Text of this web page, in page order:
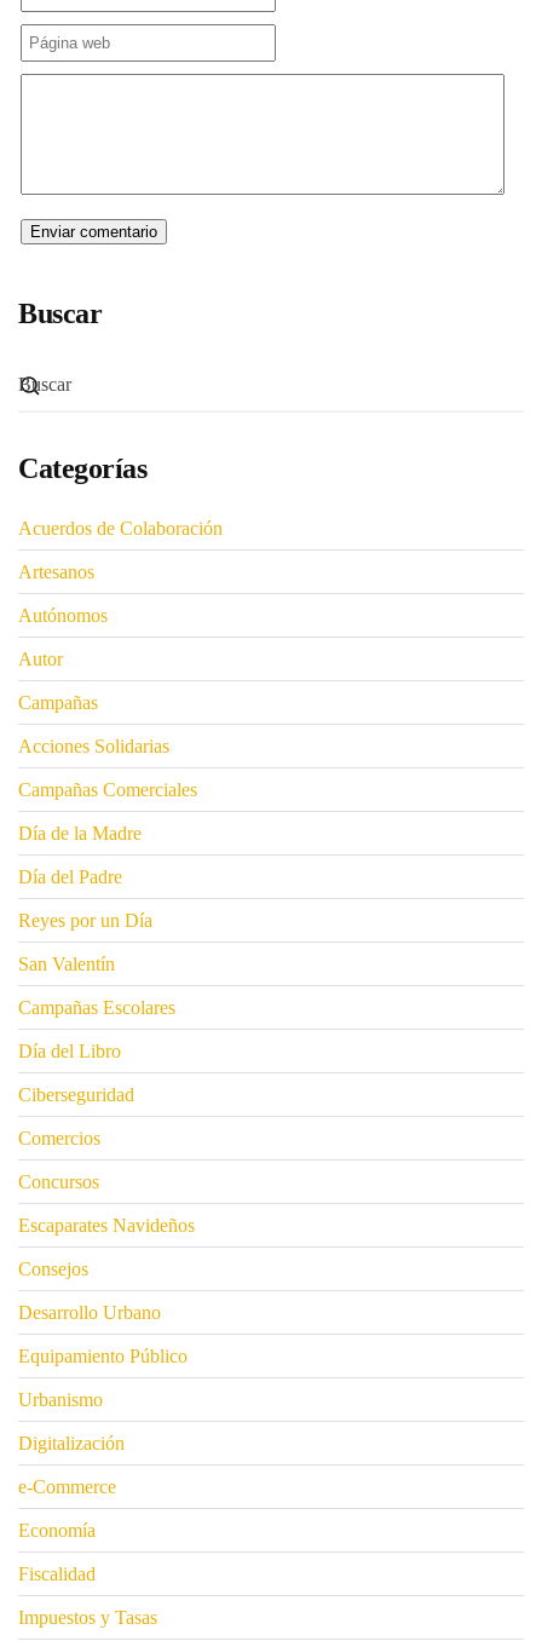
Buscar
Categorías
Acuerdos de Colaboración
Artesanos
Autónomos
Autor
Campañas
Acciones Solidarias
Campañas Comerciales
Día de la Madre
Día del Padre
Reyes por un Día
San Valentín
Campañas Escolares
Día del Libro
Ciberseguridad
Comercios
Concursos
Escaparates Navideños
Consejos
Desarrollo Urbano
Equipamiento Público
Urbanismo
Digitalización
e-Commerce
Economía
Fiscalidad
Impuestos y Tasas